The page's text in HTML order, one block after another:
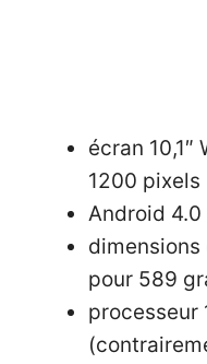
écran 10,1″
1200 pixels
Android 4.0
pour 589
processeur